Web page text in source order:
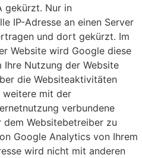
gekürzt. Nur in
IP-Adresse an einen Server
und dort gekürzt. Im
Website wird Google diese
Nutzung der Website
die Websiteaktivitäten
weitere mit der
verbundene
Websitebetreiber zu
Google Analytics von Ihrem
wird nicht mit anderen